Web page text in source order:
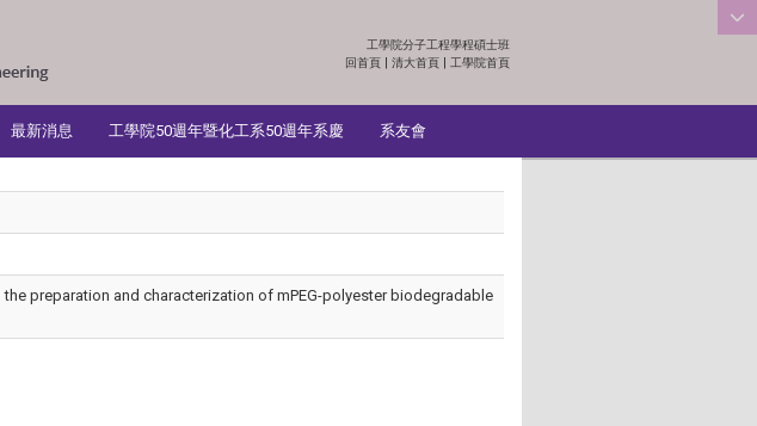
:::
工學院分子工程學程碩士班
回首頁 | 清大首頁 | 工學院首頁
最新消息 工學院50週年暨化工系50週年系慶 系友會
the preparation and characterization of mPEG-polyester biodegradable